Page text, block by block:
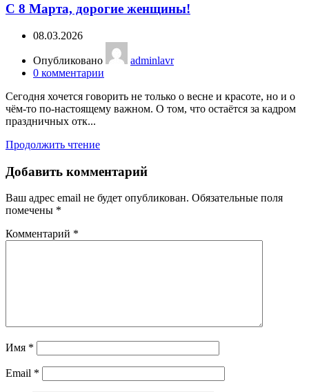
С 8 Марта, дорогие женщины!
08.03.2026
Опубликовано
adminlavr
0 комментарии
Сегодня хочется говорить не только о весне и красоте, но и о
чём-то по-настоящему важном. О том, что остаётся за кадром
праздничных отк...
Продолжить чтение
Добавить комментарий
Ваш адрес email не будет опубликован. Обязательные поля
помечены *
Комментарий *
Имя *
Email *